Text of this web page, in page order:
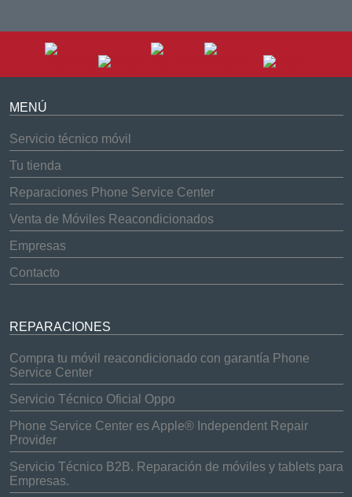
MENÚ
Servicio técnico móvil
Tu tienda
Reparaciones Phone Service Center
Venta de Móviles Reacondicionados
Empresas
Contacto
REPARACIONES
Compra tu móvil reacondicionado con garantía Phone
Service Center
Servicio Técnico Oficial Oppo
Phone Service Center es Apple® Independent Repair
Provider
Servicio Técnico B2B. Reparación de móviles y tablets para
Empresas.